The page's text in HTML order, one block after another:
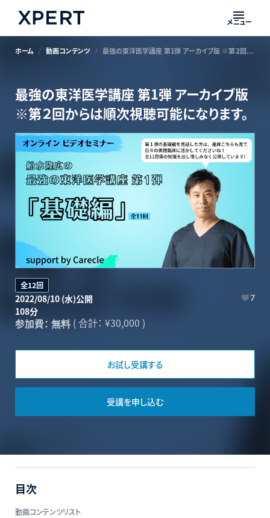
メニュー
ホーム 動画コンテンツ 最強の東洋医学講座 第1弾 アーカイブ版 ※第２回からは順次視聴可能になります。
最強の東洋医学講座 第1弾 アーカイブ版
※第２回からは順次視聴可能になります。
全12回
2022/08/10 (水)公開
108分
7
参加費： 無料 (合計： ¥30,000 )
お試し受講する
受講を申し込む
目次
動画コンテンツリスト